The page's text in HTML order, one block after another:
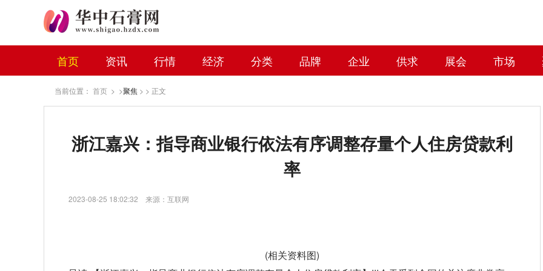
首页 资讯 行情 经济 分类 品牌 企业 供求 展会 市场
当前位置： 首页 > >聚焦 > > 正文
浙江嘉兴：指导商业银行依法有序调整存量个人住房贷款利
率
2023-08-25 18:02:32 来源：互联网
(相关资料图)